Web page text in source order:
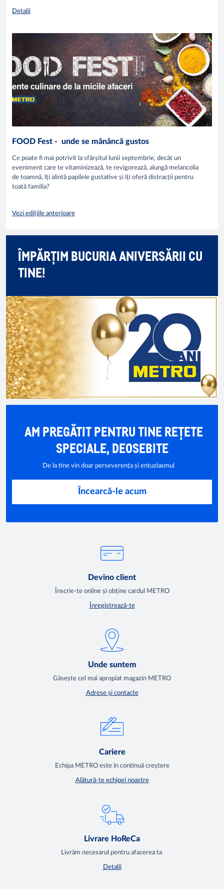
Detalii
FOOD Fest - unde se mănâncă gustos
Ce poate fi mai potrivit la sfârșitul lunii septembrie, decât un
eveniment care te vitaminizează, te revigorează, alungă melancolia
de toamnă, îți alintă papilele gustative și îți oferă distracții pentru
toată familia?
Vezi edițiile anterioare
ÎMPĂRȚIM BUCURIA ANIVERSĂRII CU
TINE!
AM PREGĂTIT PENTRU TINE REȚETE
SPECIALE, DEOSEBITE
De la tine vin doar perseverența și entuziasmul
Încearcă-le acum
Devino client
Înscrie-te online și obține cardul METRO
Înregistrează-te
Unde suntem
Găsește cel mai apropiat magazin METRO
Adrese și contacte
Cariere
Echipa METRO este în continuă creștere
Alătură-te echipei noastre
Livrare HoReCa
Livrăm necesarul pentru afacerea ta
Detalii